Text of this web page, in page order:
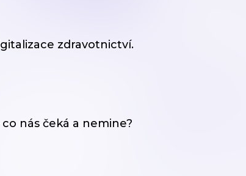
zdravotnictví.
nás čeká a nemine?